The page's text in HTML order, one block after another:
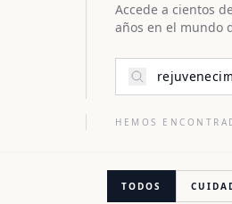
Accede a cientos
años en el mundo
HEMOS
TODOS